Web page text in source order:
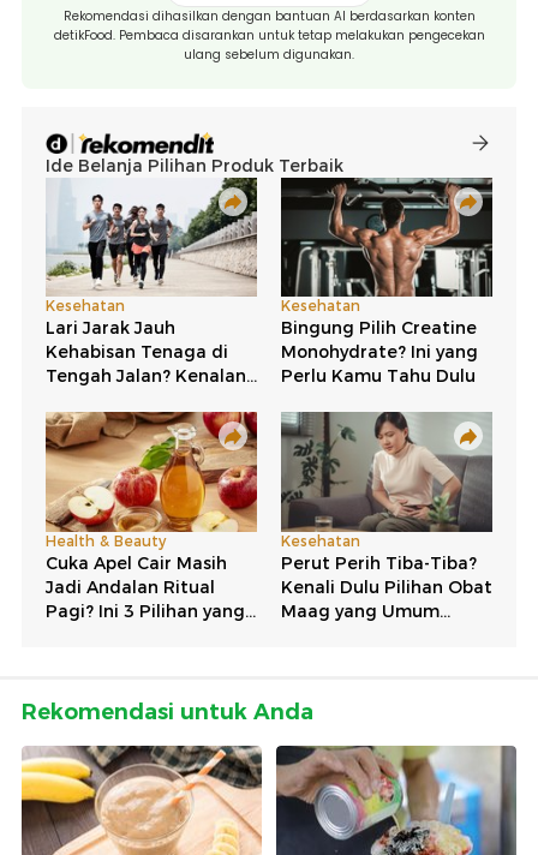
Rekomendasi dihasilkan dengan bantuan AI berdasarkan konten
detikFood. Pembaca disarankan untuk tetap melakukan pengecekan
ulang sebelum digunakan.
Rekomendasi untuk Anda